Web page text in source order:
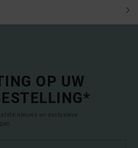
OP UW
nieuws en exclusieve